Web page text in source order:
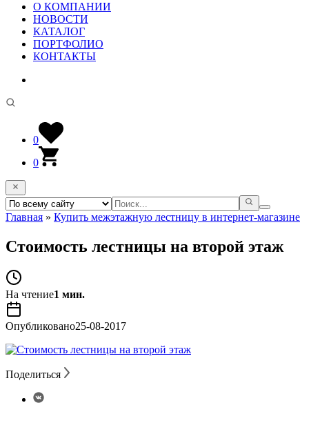
О КОМПАНИИ
НОВОСТИ
КАТАЛОГ
ПОРТФОЛИО
КОНТАКТЫ
0
0
Главная » Купить межэтажную лестницу в интернет-магазине
Стоимость лестницы на второй этаж
На чтение1 мин.
Опубликовано25-08-2017
Поделиться